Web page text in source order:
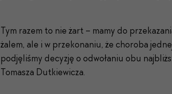
Tym razem to nie żart – mamy do
żalem, ale i w przekonaniu, że choroba
podjęliśmy decyzję o odwołaniu obu
Tomasza Dutkiewicza.